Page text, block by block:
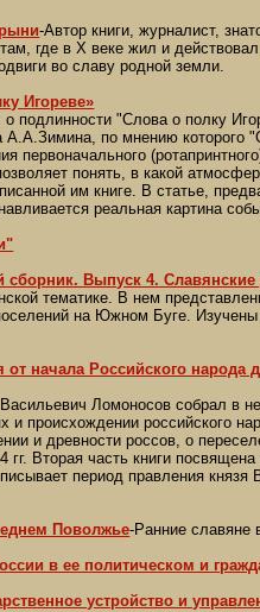
-Автор книги, журналист,
где в X веке жил и
во славу родной земли.
Игореве»
о подлинности "Слова о полку
А.А.Зимина, по мнению
первоначального
понять, в какой
им книге. В статье,
реальная картина
Выпуск 4. Славянские
тематике. В нем
на Южном Буге.
начала Российского народа
Ломоносов собрал в
и происхождении российского
и древности россов, о
Вторая часть книги
период правления
Поволжье-Ранние славяне
в ее политическом и
устройство и